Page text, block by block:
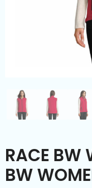
Kleding & textiel
Duurzamere
Meer categorieën
Wijn
RACE BW
BW